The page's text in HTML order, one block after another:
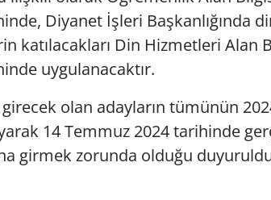
Diyanet İşleri Başkanlığında
katılacakları Din Hizmetleri Alan
uygulanacaktır.
girecek olan adayların tümünün
14 Temmuz 2024 tarihinde
girmek zorunda olduğu